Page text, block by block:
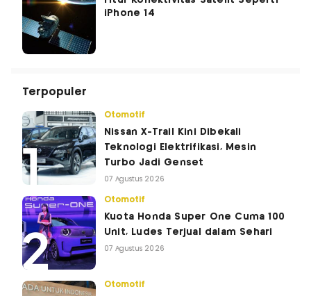
iPhone 14
Terpopuler
Otomotif
Nissan X-Trail Kini Dibekali
Teknologi Elektrifikasi, Mesin
Turbo Jadi Genset
07 Agustus 2026
Otomotif
Kuota Honda Super One Cuma 100
Unit, Ludes Terjual dalam Sehari
07 Agustus 2026
Otomotif